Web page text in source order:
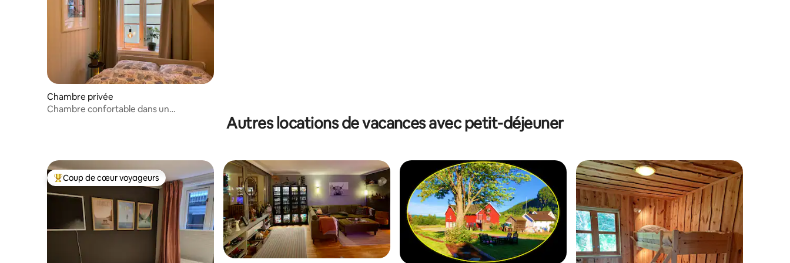
Chambre privée
Chambre confortable dans un
Autres locations de vacances avec petit-déjeuner
Coups de cœur voyageurs les plus appréciés
Coup de cœur voyageurs